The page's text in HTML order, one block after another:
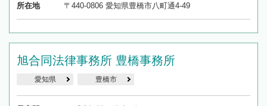
所在地 〒440-0806 愛知県豊橋市八町通4-49
旭合同法律事務所 豊橋事務所
愛知県 豊橋市